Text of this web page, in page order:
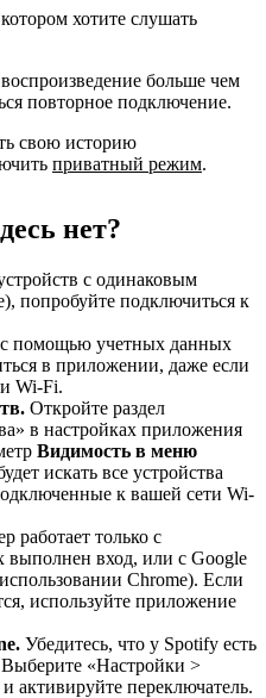
хотите слушать
больше чем
повторное подключение.
свою историю
приватный режим.
нет?
с одинаковым
попробуйте подключиться к
с помощью учетных данных
в приложении, даже если
Wi-Fi.
Откройте раздел
в настройках приложения
Видимость в меню
искать все устройства
к вашей сети Wi-
работает только с
выполнен вход, или с Google
Chrome). Если
используйте приложение
Убедитесь, что у Spotify есть
Выберите «Настройки >
активируйте переключатель.